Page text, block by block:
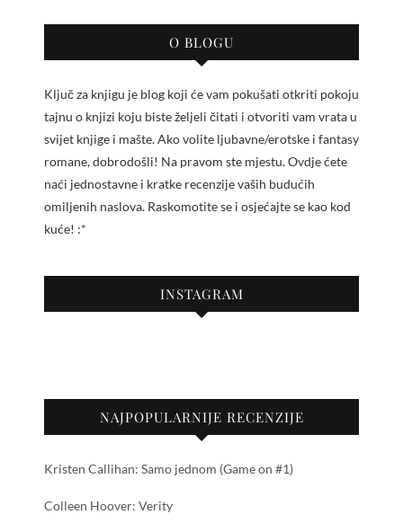
O BLOGU
Ključ za knjigu je blog koji će vam pokušati otkriti pokoju
tajnu o knjizi koju biste željeli čitati i otvoriti vam vrata u
svijet knjige i mašte. Ako volite ljubavne/erotske i fantasy
romane, dobrodošli! Na pravom ste mjestu. Ovdje ćete
naći jednostavne i kratke recenzije vaših budućih
omiljenih naslova. Raskomotite se i osjećajte se kao kod
kuće! :*
INSTAGRAM
NAJPOPULARNIJE RECENZIJE
Kristen Callihan: Samo jednom (Game on #1)
Colleen Hoover: Verity